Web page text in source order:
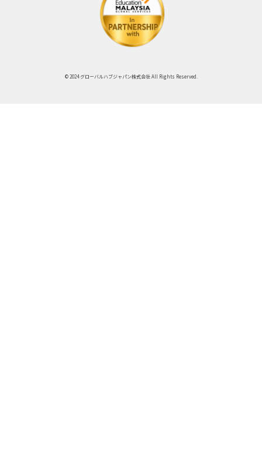
© 2024 グローバルハブジャパン株式会社 All Rights Reserved.